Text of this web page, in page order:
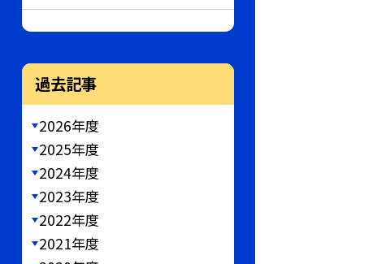
過去記事
2026年度
2025年度
2024年度
2023年度
2022年度
2021年度